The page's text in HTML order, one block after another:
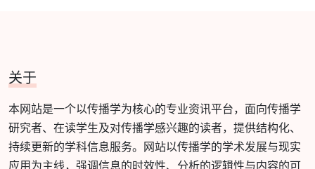
关于
本网站是一个以传播学为核心的专业资讯平台，面向传播学
研究者、在读学生及对传播学感兴趣的读者，提供结构化、
持续更新的学科信息服务。网站以传播学的学术发展与现实
应用为主线，强调信息的时效性、分析的逻辑性与内容的可